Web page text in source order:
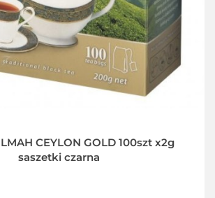
CEYLON GOLD 100szt x2g
saszetki czarna